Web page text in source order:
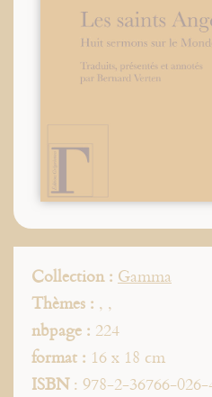
Collection : Gamma
Thèmes : , ,
nbpage : 224
format : 16 x 18 cm
ISBN: 978-2-36766-026-